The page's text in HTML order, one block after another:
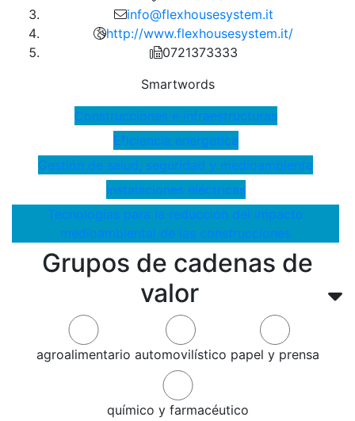
Grupos de cadenas de
valor
agroalimentario automovilístico papel y prensa
químico y farmacéutico
info@flexhousesystem.it
http://www.flexhousesystem.it/
0721373333
Smartwords
Construcciones e infraestructuras
Eficiencia energética
Gestión de salud, seguridad y medioambiente
Instalaciones eléctricas
Tecnologías para la reducción del impacto
medioambiental de las construcciones